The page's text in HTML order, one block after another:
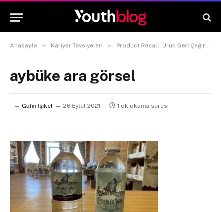
Anasayfa » Kariyer Tavsiyeleri » Product Recall: Ürün Geri Çağırma Nedir?
aybüke ara görsel
Gülin Işıkel 26 Eylül 2021 1 dk okuma süresi